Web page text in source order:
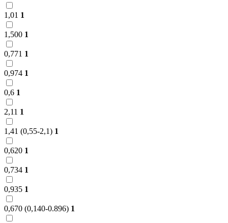
1,01 1
1,500 1
0,771 1
0,974 1
0,6 1
2,11 1
1,41 (0,55-2,1) 1
0,620 1
0,734 1
0,935 1
0,670 (0,140-0.896) 1